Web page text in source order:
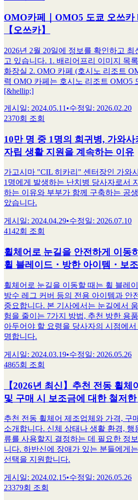
OMO카페｜OMO5 도쿄 오쓰카
【오쓰카】
2026년 2월 20일에 정보를 확인하고
고 있습니다. 1. 배리어프리 이미지 목
화장실 2. OMO 카페 (호시노 리조트
력 OMO 카페는 호시노 리조트 OMO5
[&hellip;]
게시일: 2024.05.11 •수정일: 2026.02.20
2370회 조회
10만 명 중 1명의 희귀병, 가와
자립 생활 지원을 계속하는 이유
가고시마 "CIL 히카리" 센터장인 가와
1명에게 발생하는 난치병 당사자로서
하는 이유와 부부가 함께 구축하는 공
았습니다.
게시일: 2024.04.29•수정일: 2026.07.10
4142회 조회
휠체어로 눈길을 안전하게 이동
휠 블레이드・방한 아이템・보
휠체어로 눈길을 이동할 때는 휠 블레
방수 레그 커버 등의 전용 아이템과 안
중요합니다. 본 기사에서는 눈길에서
험을 줄이는 7가지 방법, 추천 방한 용
아두어야 할 요령을 당사자의 시점에
명합니다.
게시일: 2024.03.19•수정일: 2026.05.26
4865회 조회
【2026년 최신】추천 전동 휠체
및 구매 시 보조금에 대한 철저한
추천 전동 휠체어 제조업체와 가격, 구
소개합니다. 신체 상태나 생활 환경, 행
류를 사용할지 결정하는 데 필요한 정
니다. 하반신에 장애가 있는 분들에게
선택을 지원합니다.
게시일: 2024.02.15•수정일: 2026.05.26
23379회 조회